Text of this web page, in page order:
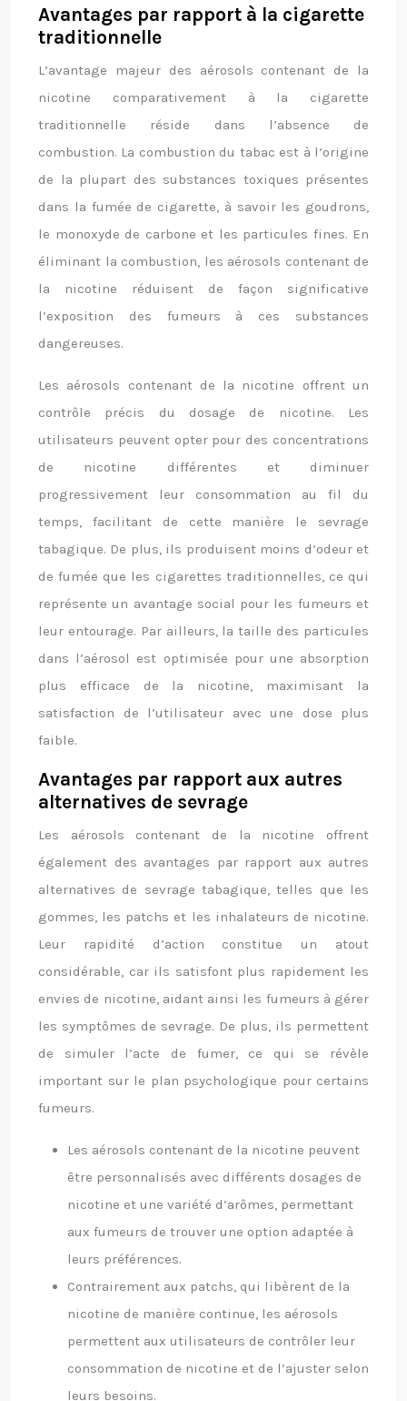
Avantages par rapport à la cigarette
traditionnelle
L’avantage majeur des aérosols contenant de la
nicotine comparativement à la cigarette
traditionnelle réside dans l’absence de
combustion. La combustion du tabac est à l’origine
de la plupart des substances toxiques présentes
dans la fumée de cigarette, à savoir les goudrons,
le monoxyde de carbone et les particules fines. En
éliminant la combustion, les aérosols contenant de
la nicotine réduisent de façon significative
l’exposition des fumeurs à ces substances
dangereuses.
Les aérosols contenant de la nicotine offrent un
contrôle précis du dosage de nicotine. Les
utilisateurs peuvent opter pour des concentrations
de nicotine différentes et diminuer
progressivement leur consommation au fil du
temps, facilitant de cette manière le sevrage
tabagique. De plus, ils produisent moins d’odeur et
de fumée que les cigarettes traditionnelles, ce qui
représente un avantage social pour les fumeurs et
leur entourage. Par ailleurs, la taille des particules
dans l’aérosol est optimisée pour une absorption
plus efficace de la nicotine, maximisant la
satisfaction de l’utilisateur avec une dose plus
faible.
Avantages par rapport aux autres
alternatives de sevrage
Les aérosols contenant de la nicotine offrent
également des avantages par rapport aux autres
alternatives de sevrage tabagique, telles que les
gommes, les patchs et les inhalateurs de nicotine.
Leur rapidité d’action constitue un atout
considérable, car ils satisfont plus rapidement les
envies de nicotine, aidant ainsi les fumeurs à gérer
les symptômes de sevrage. De plus, ils permettent
de simuler l’acte de fumer, ce qui se révèle
important sur le plan psychologique pour certains
fumeurs.
Les aérosols contenant de la nicotine peuvent
être personnalisés avec différents dosages de
nicotine et une variété d’arômes, permettant
aux fumeurs de trouver une option adaptée à
leurs préférences.
Contrairement aux patchs, qui libèrent de la
nicotine de manière continue, les aérosols
permettent aux utilisateurs de contrôler leur
consommation de nicotine et de l’ajuster selon
leurs besoins.